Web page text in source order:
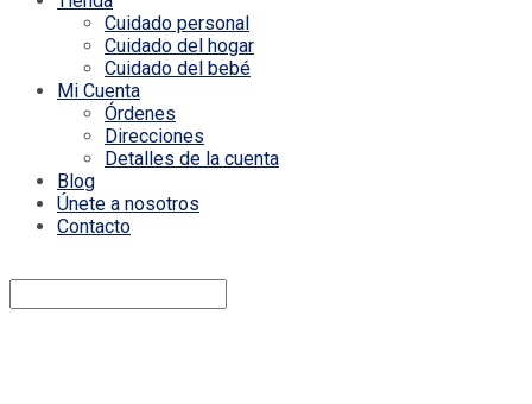
Cuidado personal
Cuidado del hogar
Cuidado del bebé
Mi Cuenta
Órdenes
Direcciones
Detalles de la cuenta
Blog
Únete a nosotros
Contacto